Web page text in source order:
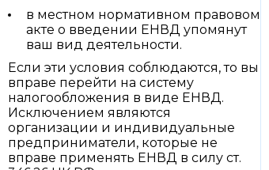
в местном нормативном правовом
акте о введении ЕНВД упомянут
ваш вид деятельности.
Если эти условия соблюдаются, то вы
вправе перейти на систему
налогообложения в виде ЕНВД.
Исключением являются
организации и индивидуальные
предприниматели, которые не
вправе применять ЕНВД в силу ст.